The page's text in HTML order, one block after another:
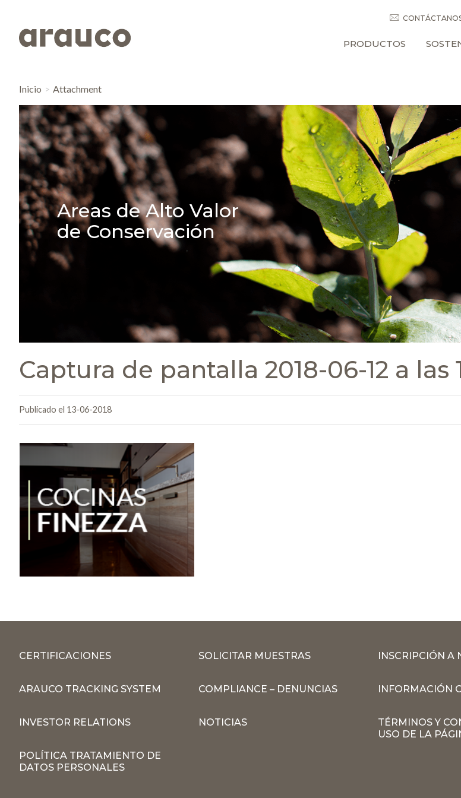
PRODUCTOS
Inicio Attachment
Areas de Alto Valor
de Conservación
Captura de pantalla 2018-06-12 a las
Publicado el 13-06-2018
CERTIFICACIONES SOLICITAR MUESTRAS INSCRIPCIÓN A
ARAUCO TRACKING SYSTEM COMPLIANCE – DENUNCIAS INFORMACIÓN
INVESTOR RELATIONS NOTICIAS
TÉRMINOS Y
USO DE LA
POLÍTICA TRATAMIENTO DE
DATOS PERSONALES